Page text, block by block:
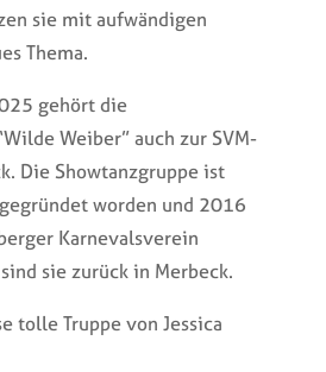
sie mit aufwändigen
Thema.
gehört die
Weiber” auch zur SVM-
Die Showtanzgruppe ist
worden und 2016
Karnevalsverein
sie zurück in Merbeck.
tolle Truppe von Jessica